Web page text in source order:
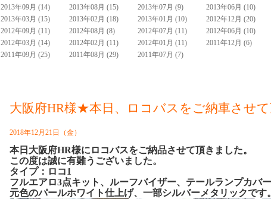
2013年09月 (14)
2013年08月 (15) 2013年07月 (9)
2013年06月 (10)
2013年03月 (15)
2013年02月 (18) 2013年01月 (10)
2012年12月 (20)
2012年09月 (11)
2012年08月 (8) 2012年07月 (11)
2012年06月 (10)
2012年03月 (14)
2012年02月 (11) 2012年01月 (11)
2011年12月 (6)
2011年09月 (25)
2011年08月 (29) 2011年07月 (7)
大阪府HR様★本日、ロコバスをご納車させ
2018年12月21日（金）
本日大阪府HR様にロコバスをご納品させて頂きました。
この度は誠に有難うございました。
タイプ：ロコ1
フルエアロ3点キット、 ルーフバイザー、テールランプカバ
元色のパールホワイト仕上げ、 一部シルバーメタリックです